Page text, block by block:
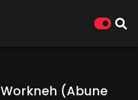
(Abune